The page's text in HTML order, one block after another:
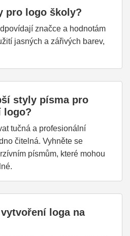
pro logo školy?
značce a hodnotám
jasných a zářivých barev,
styly písma pro
logo?
tučná a profesionální
čitelná. Vyhněte se
písmům, které mohou
loga na